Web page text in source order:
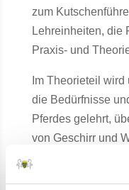
zum
Lehreinheiten, die
Praxis- und
Im Theorieteil
die Bedürfnisse
Pferdes gelehrt,
von Geschirr und